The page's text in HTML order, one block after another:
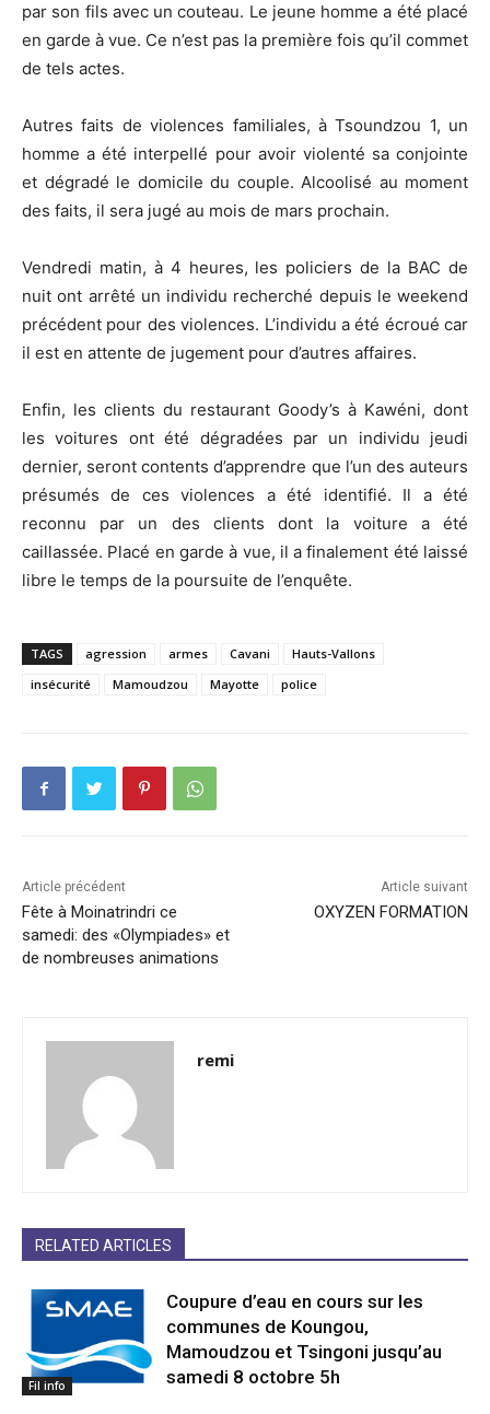
par son fils avec un couteau. Le jeune homme a été placé
en garde à vue. Ce n’est pas la première fois qu’il commet
de tels actes.
Autres faits de violences familiales, à Tsoundzou 1, un
homme a été interpellé pour avoir violenté sa conjointe
et dégradé le domicile du couple. Alcoolisé au moment
des faits, il sera jugé au mois de mars prochain.
Vendredi matin, à 4 heures, les policiers de la BAC de
nuit ont arrêté un individu recherché depuis le weekend
précédent pour des violences. L’individu a été écroué car
il est en attente de jugement pour d’autres affaires.
Enfin, les clients du restaurant Goody’s à Kawéni, dont
les voitures ont été dégradées par un individu jeudi
dernier, seront contents d’apprendre que l’un des auteurs
présumés de ces violences a été identifié. Il a été
reconnu par un des clients dont la voiture a été
caillassée. Placé en garde à vue, il a finalement été laissé
libre le temps de la poursuite de l’enquête.
TAGS agression armes Cavani
Hauts-Vallons
insécurité
Mamoudzou Mayotte police
Article précédent
Fête à Moinatrindri ce
samedi: des «Olympiades» et
de nombreuses animations
Article suivant
OXYZEN FORMATION
remi
RELATED ARTICLES
Fil info
Coupure d’eau en cours sur les
communes de Koungou,
Mamoudzou et Tsingoni jusqu’au
samedi 8 octobre 5h